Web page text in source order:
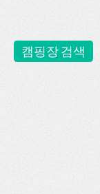
캠핑장 검색